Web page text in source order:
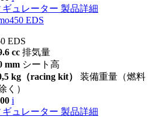
ギュレーター 製品詳細
EDS
EDS
cc 排気量
mm シート高
kg（racing kit） 装備重量（燃料
く）
i
ギュレーター 製品詳細